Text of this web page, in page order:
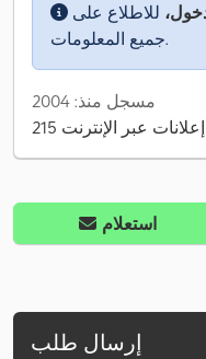
للاطلاع على
جميع المعلومات.
مسجل منذ: 2004
215 إعلانات عبر الإنترنت
استعلام
إرسال طلب